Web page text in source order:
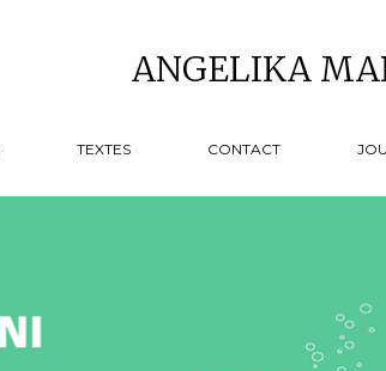
ANGELIKA
TEXTES CONTACT